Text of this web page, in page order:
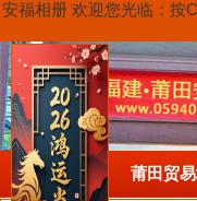
安福相册 欢迎您光临：按
首页 莆田贸